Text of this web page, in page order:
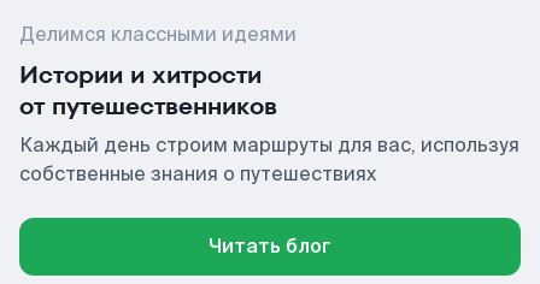
Делимся классными идеями
Истории и хитрости
от путешественников
Каждый день строим маршруты для вас, используя
собственные знания о путешествиях
Читать блог